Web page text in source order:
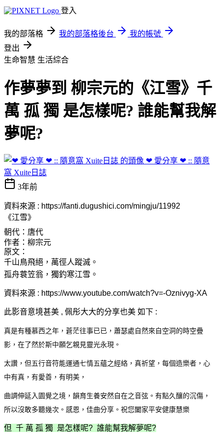
登入
我的部落格 我的部落格後台
我的帳號
登出
生命智慧 生活綜合
作夢夢到 柳宗元的《江雪》千
萬 孤 獨 是怎樣呢? 誰能幫我解
夢呢?
❤ 愛分享 ❤ :: 隨意
窩 Xuite日誌
3年前
資料來源 : https://fanti.dugushici.com/mingju/11992
《江雪》
朝代： 唐代
作者： 柳宗元
原文：
千山鳥飛絕，萬徑人蹤滅。
孤舟蓑笠翁，獨釣寒江雪。
資料來源 : https://www.youtube.com/watch?v=-Oznivyg-XA
此影音意境甚美 , 佩彤大大的分享也美 如下 :
真是有種慕西之年，蒼茫往事已已，蕭瑟處自然來自空洞的時空疊
影，在了然於斯中願乞親見靈光永現。
太讚，但五行音符能運通七情五蘊之經絡，真祈望，每個造樂者，心
中有真，有愛善，有明美，
曲調伸延入園覺之境，韻育生養安然自在之音弦。 有點久釀的沉傷，
所以沒敢多聽幾次。感恩，佳曲分享。祝您闔家平安健康慧樂
但 千 萬 孤 獨 是怎樣呢? 誰能幫我解夢呢?